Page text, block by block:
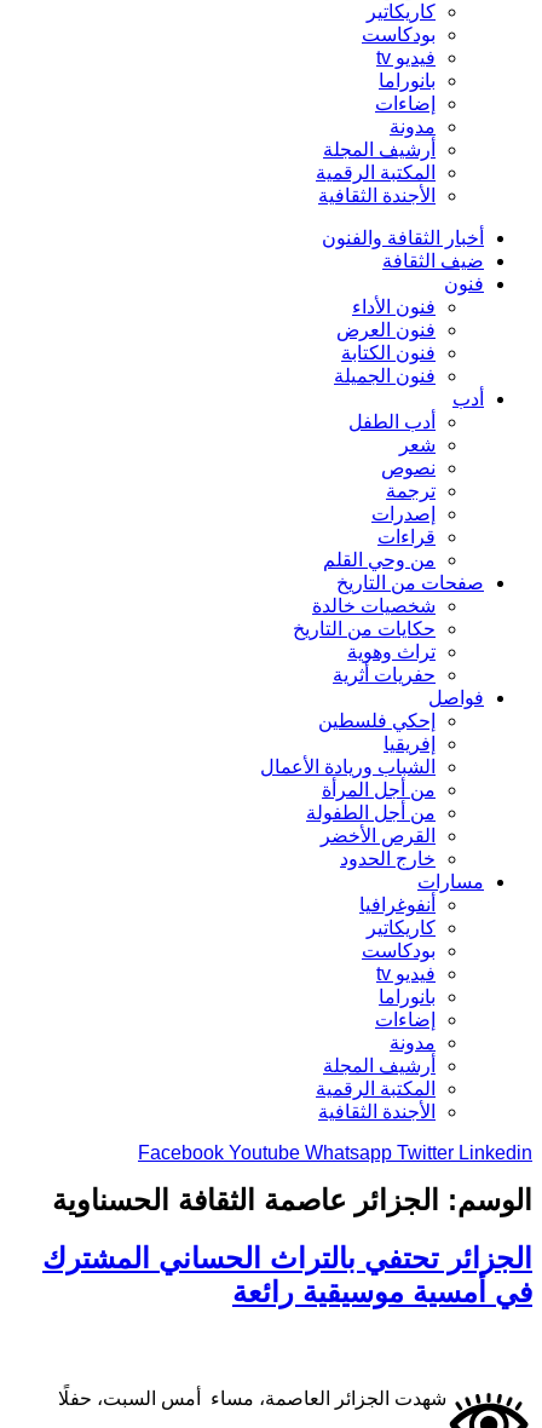
كاريكاتير
بودكاست
فيديو tv
بانوراما
إضاءات
مدونة
أرشيف المجلة
المكتبة الرقمية
الأجندة الثقافية
أخبار الثقافة والفنون
ضيف الثقافة
فنون
فنون الأداء
فنون العرض
فنون الكتابة
فنون الجميلة
أدب
أدب الطفل
شعر
نصوص
ترجمة
إصدرات
قراءات
من وحي القلم
صفحات من التاريخ
شخصيات خالدة
حكايات من التاريخ
تراث وهوية
حفريات أثرية
فواصل
إحكي فلسطين
إفريقيا
الشباب وريادة الأعمال
من أجل المرأة
من أجل الطفولة
القرص الأخضر
خارج الحدود
مسارات
أنفوغرافيا
كاريكاتير
بودكاست
فيديو tv
بانوراما
إضاءات
مدونة
أرشيف المجلة
المكتبة الرقمية
الأجندة الثقافية
Facebook Youtube Whatsapp Twitter Linkedin
الوسم:
الجزائر عاصمة الثقافة الحسناوية
الجزائر تحتفي بالتراث الحساني المشترك
في أمسية موسيقية رائعة
شهدت الجزائر العاصمة، مساء أمس السبت، حفلًا